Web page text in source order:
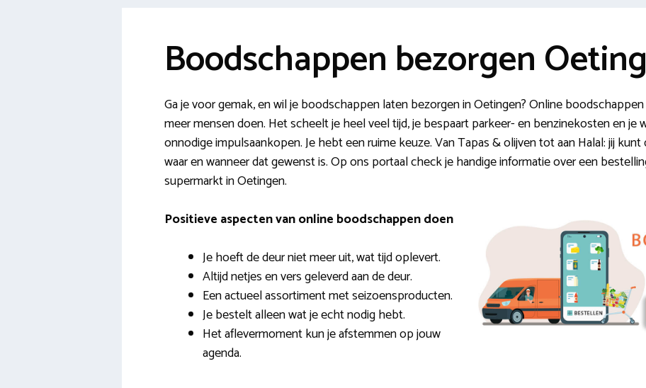
Boodschappen bezorgen
Ga je voor gemak, en wil je boodschappen laten bezorgen in Oetingen? Online
meer mensen doen. Het scheelt je heel veel tijd, je bespaart parkeer- en benzinekosten en je
onnodige impulsaankopen. Je hebt een ruime keuze. Van Tapas & olijven tot aan Halal: jij
waar en wanneer dat gewenst is. Op ons portaal check je handige informatie over een
supermarkt in Oetingen.
Positieve aspecten van online boodschappen doen
Je hoeft de deur niet meer uit, wat tijd oplevert.
Altijd netjes en vers geleverd aan de deur.
Een actueel assortiment met seizoensproducten.
Je bestelt alleen wat je echt nodig hebt.
Het aflevermoment kun je afstemmen op jouw
agenda.